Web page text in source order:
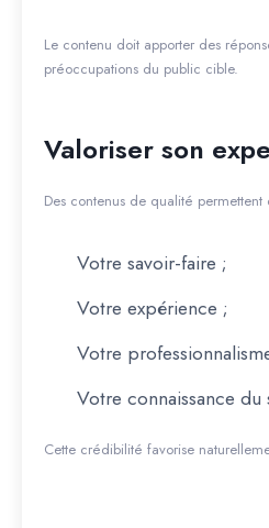
Le contenu doit apporter des
préoccupations du public cible.
Valoriser son
Des contenus de qualité
Votre savoir-faire ;
Votre expérience ;
Votre
Votre connaissance du
Cette crédibilité favorise